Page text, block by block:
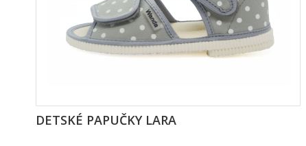
DETSKÉ PAPUČKY LARA